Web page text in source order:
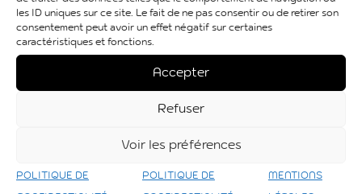
les ID uniques sur ce site. Le fait de ne pas consentir ou de retirer son
consentement peut avoir un effet négatif sur certaines
caractéristiques et fonctions.
Accepter
Refuser
Voir les préférences
POLITIQUE DE POLITIQUE DE MENTIONS